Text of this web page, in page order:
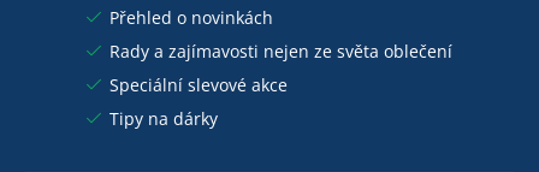
Přehled o novinkách
Rady a zajímavosti nejen ze světa oblečení
Speciální slevové akce
Tipy na dárky